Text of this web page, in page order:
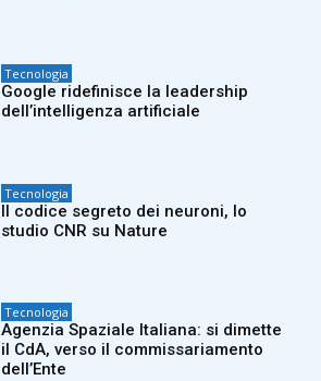
Tecnologia
Google ridefinisce la leadership
dell’intelligenza artificiale
Tecnologia
Il codice segreto dei neuroni, lo
studio CNR su Nature
Tecnologia
Agenzia Spaziale Italiana: si dimette
il CdA, verso il commissariamento
dell’Ente